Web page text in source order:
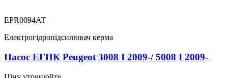
EPR0094AT
Електрогідропідсилювач керма
Насос ЕГПК Peugeot 3008 I 2009-/ 5008 I 2009-